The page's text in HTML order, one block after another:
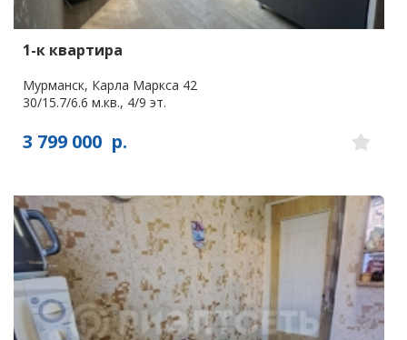
1-к квартира
Мурманск, Карла Маркса 42
30/15.7/6.6 м.кв., 4/9 эт.
3 799 000 р.